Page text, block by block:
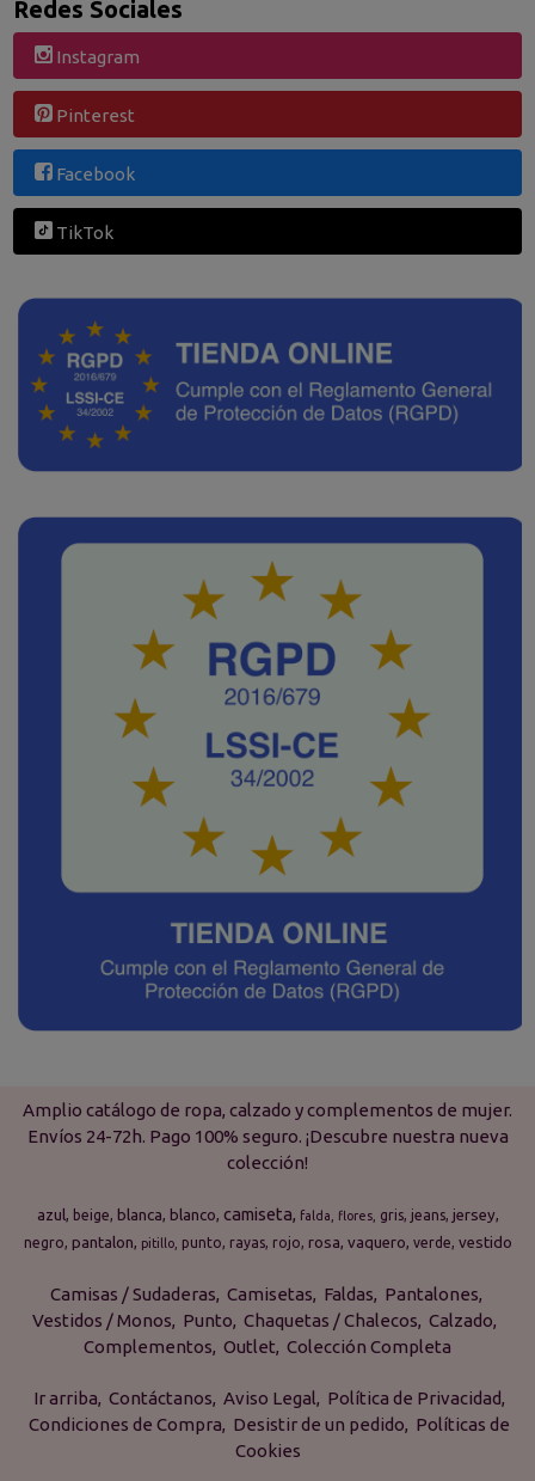
Redes Sociales
Instagram
Pinterest
Facebook
TikTok
Amplio catálogo de ropa, calzado y complementos de mujer.
Envíos 24-72h. Pago 100% seguro. ¡Descubre nuestra nueva
colección!
azul beige blanca blanco camiseta falda flores gris jeans jersey
negro pantalon pitillo punto rayas rojo rosa vaquero verde vestido
Camisas / Sudaderas Camisetas Faldas
Pantalones
Vestidos / Monos
Punto Chaquetas / Chalecos Calzado
Complementos Outlet Colección Completa
Ir arriba Contáctanos Aviso Legal
Política de Privacidad
Condiciones de Compra
Desistir de un pedido
Políticas de
Cookies